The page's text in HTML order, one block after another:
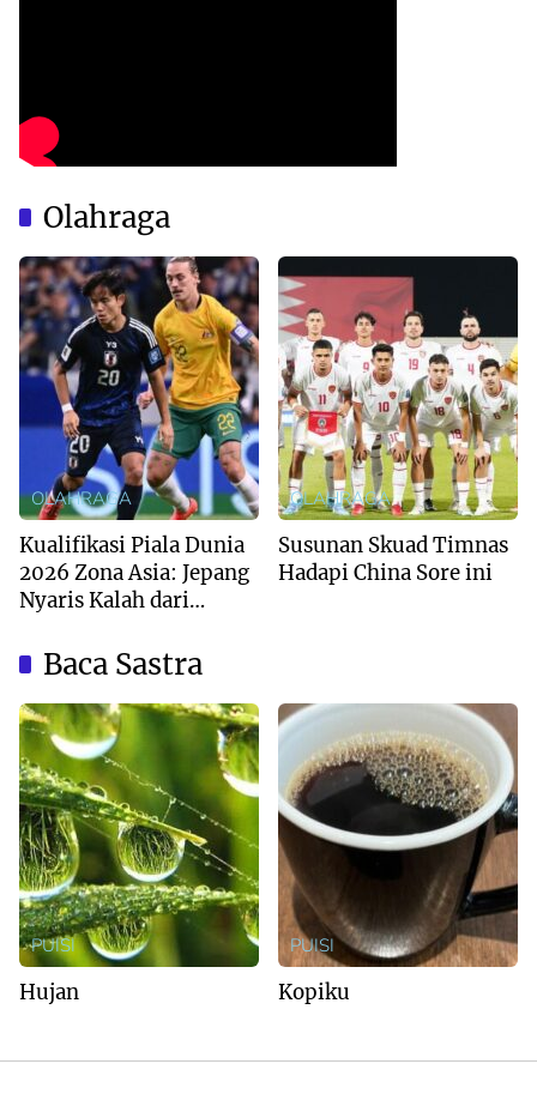
Olahraga
OLAHRAGA
Kualifikasi Piala Dunia
2026 Zona Asia: Jepang
Nyaris Kalah dari
OLAHRAGA
Susunan Skuad Timnas
Hadapi China Sore ini
Baca Sastra
PUISI
Hujan
PUISI
Kopiku